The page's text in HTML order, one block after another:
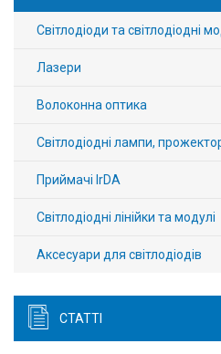
Світлодіоди та світлодіодні
Лазери
Волоконна оптика
Світлодіодні лампи,
Приймачі IrDA
Світлодіодні лінійки та модулі
Аксесуари для світлодіодів
СТАТТІ